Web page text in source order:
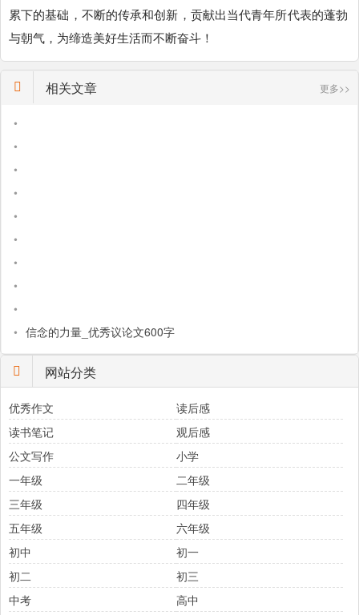
累下的基础，不断的传承和创新，贡献出当代青年所代表的蓬勃
与朝气，为缔造美好生活而不断奋斗！
相关文章 更多>>
•
•
•
•
•
•
•
•
•
• 信念的力量_优秀议论文600字
网站分类
优秀作文
读后感
读书笔记
观后感
公文写作
小学
一年级
二年级
三年级
四年级
五年级
六年级
初中
初一
初二
初三
中考
高中